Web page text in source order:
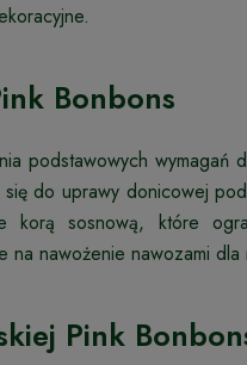
Bonbons
podstawowych wymagań
do uprawy donicowej
korą sosnową, które
nawożenie nawozami dla
Pink